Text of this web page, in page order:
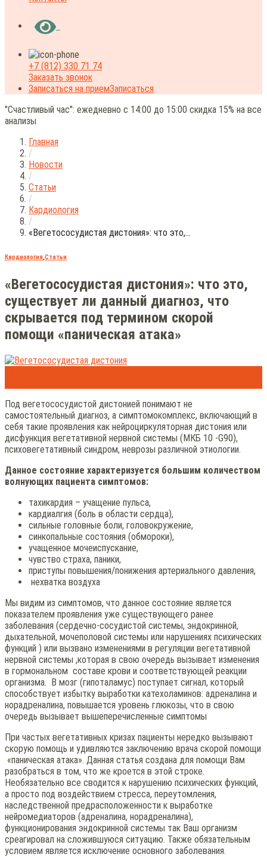
+7 (812) 330 71 74
Заказать звонок
Записаться на приемЗаписаться
"Счастливый час": ежедневно с 14:00 до 15:00 скидка 15% на все
анализы
Главная
/
Новости
/
Статьи
/
Кардиология
/
«Вегетососудистая дистония»: что это,...
Кардиология,Статьи
«Вегетососудистая дистония»: что это,
существует ли данный диагноз, что
скрывается под термином скорой
помощи «паническая атака»
Под вегетососудистой дистонией понимают не
самостоятельный диагноз, а симптомокомплекс, включающий в
себя такие проявления как нейроциркуляторная дистония или
дисфункция вегетативной нервной системы (МКБ 10 -G90),
психовегетативный синдром, неврозы различной этиологии.
Данное состояние характеризуется большим количеством
волнующих пациента симптомов:
тахикардия – учащение пульса,
кардиалгия (боль в области сердца),
сильные головные боли, головокружение,
синкопальные состояния (обмороки),
учащенное мочеиспускание,
чувство страха, паники,
приступы повышения/понижения артериального давления,
нехватка воздуха
Мы видим из симптомов, что данное состояние является
показателем проявления уже существующего ранее
заболевания (сердечно-сосудистой системы, эндокринной,
дыхательной, мочеполовой системы или нарушениях психических
функций ) или вызвано изменениями в регуляции вегетативной
нервной системы ,которая в свою очередь вызывает изменения
в гормональном составе крови и соответствующей реакции
организма. В мозг (гипоталамус) поступает сигнал, который
способствует избытку выработки катехоламинов: адреналина и
норадреналина, повышается уровень глюкозы, что в свою
очередь вызывает вышеперечисленные симптомы
При частых вегетативных кризах пациенты нередко вызывают
скорую помощь и удивляются заключению врача скорой помощи
«паническая атака». Данная статья создана для помощи Вам
разобраться в том, что же кроется в этой строке.
Необязательно все сводится к нарушению психических функций,
а просто под воздействием стресса, переутомления,
наследственной предрасположенности к выработке
нейромедиаторов (адреналина, норадреналина),
функционирования эндокринной системы так Ваш организм
среагировал на сложившуюся ситуацию. Также обязательным
условием является исключение основного заболевания.